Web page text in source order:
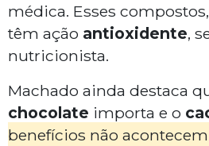
médica. Esses
têm ação antioxidente,
nutricionista.
Machado ainda destaca
chocolate importa e o
benefícios não